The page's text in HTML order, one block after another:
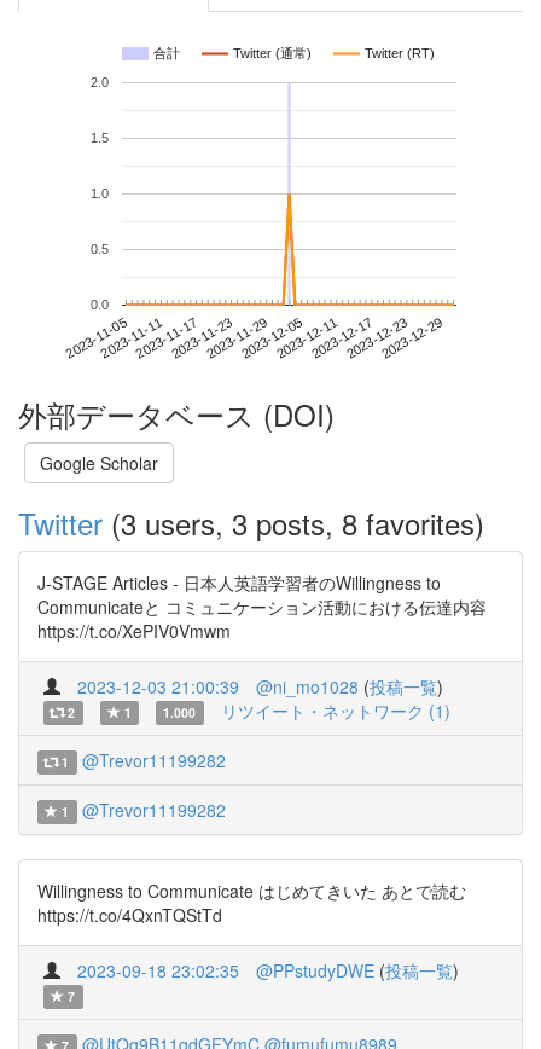
合計 Twitter (通常) Twitter (RT)
2023-11-052023-11-112023-11-172023-11-232023-11-292023-12-052023-12-112023-12-172023-12-232023-12-29
0.0
0.5
1.0
1.5
2.0
外部データベース (DOI)
Google Scholar
Twitter (3 users, 3 posts, 8 favorites)
J-STAGE Articles - 日本人英語学習者のWillingness to
Communicateと コミュニケーション活動における伝達内容
https://t.co/XePIV0Vmwm
2023-12-03 21:00:39 @ni_mo1028 (投稿一覧)
2 1 1.000 リツイート・ネットワーク (1)
1 @Trevor11199282
1 @Trevor11199282
Willingness to Communicate はじめてきいた あとで読む
https://t.co/4QxnTQStTd
2023-09-18 23:02:35 @PPstudyDWE (投稿一覧)
7
@UtQg9B11qdGFYmC @fumufumu8989